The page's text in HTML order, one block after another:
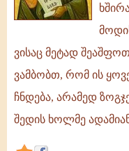
ხშირად
და
უმანკო
გონებაში
მოდის
ეს
ეშმაკი
ვისაც მეტად
ვამბობთ, რომ ის
ჩნდება, არამედ
შედის ხოლმე